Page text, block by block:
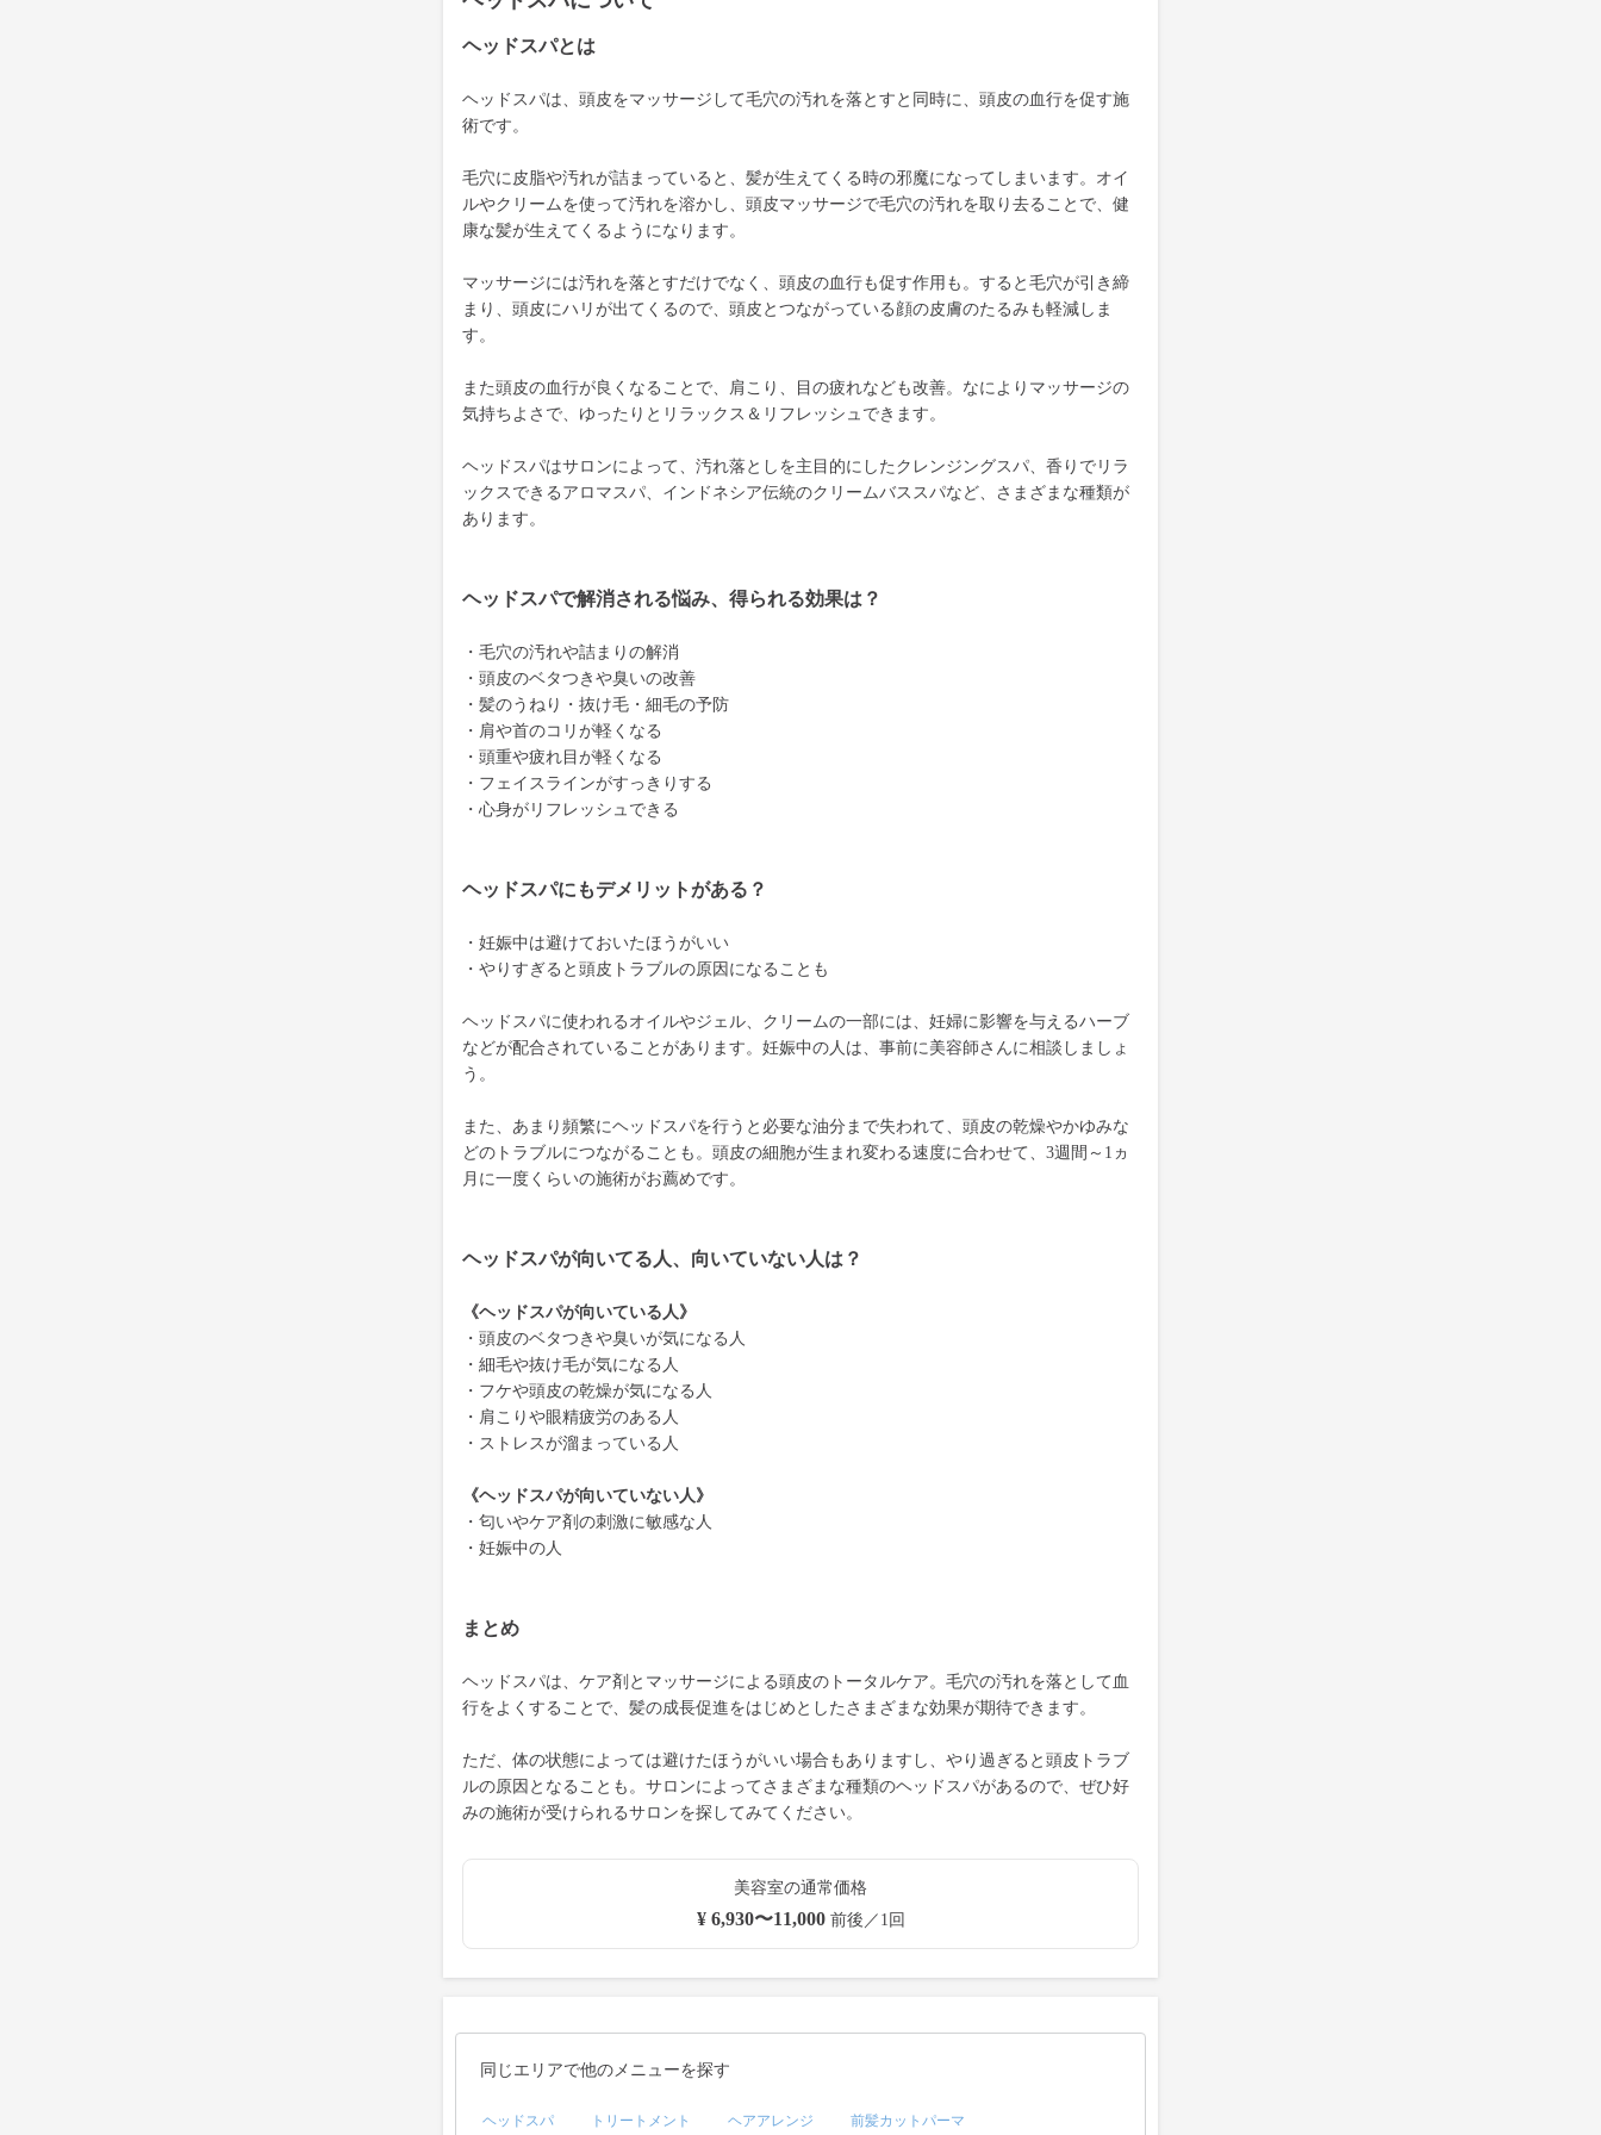
ヘッドスパとは
ヘッドスパは、頭皮をマッサージして毛穴の汚れを落とすと同時に、頭皮の血行を促す施
術です。
毛穴に皮脂や汚れが詰まっていると、髪が生えてくる時の邪魔になってしまいます。オイ
ルやクリームを使って汚れを溶かし、頭皮マッサージで毛穴の汚れを取り去ることで、健
康な髪が生えてくるようになります。
マッサージには汚れを落とすだけでなく、頭皮の血行も促す作用も。すると毛穴が引き締
まり、頭皮にハリが出てくるので、頭皮とつながっている顔の皮膚のたるみも軽減しま
す。
また頭皮の血行が良くなることで、肩こり、目の疲れなども改善。なによりマッサージの
気持ちよさで、ゆったりとリラックス＆リフレッシュできます。
ヘッドスパはサロンによって、汚れ落としを主目的にしたクレンジングスパ、香りでリラ
ックスできるアロマスパ、インドネシア伝統のクリームバススパなど、さまざまな種類が
あります。
ヘッドスパで解消される悩み、得られる効果は？
・毛穴の汚れや詰まりの解消
・頭皮のベタつきや臭いの改善
・髪のうねり・抜け毛・細毛の予防
・肩や首のコリが軽くなる
・頭重や疲れ目が軽くなる
・フェイスラインがすっきりする
・心身がリフレッシュできる
ヘッドスパにもデメリットがある？
・妊娠中は避けておいたほうがいい
・やりすぎると頭皮トラブルの原因になることも
ヘッドスパに使われるオイルやジェル、クリームの一部には、妊婦に影響を与えるハーブ
などが配合されていることがあります。妊娠中の人は、事前に美容師さんに相談しましょ
う。
また、あまり頻繁にヘッドスパを行うと必要な油分まで失われて、頭皮の乾燥やかゆみな
どのトラブルにつながることも。頭皮の細胞が生まれ変わる速度に合わせて、3週間～1ヵ
月に一度くらいの施術がお薦めです。
ヘッドスパが向いてる人、向いていない人は？
《ヘッドスパが向いている人》
・頭皮のベタつきや臭いが気になる人
・細毛や抜け毛が気になる人
・フケや頭皮の乾燥が気になる人
・肩こりや眼精疲労のある人
・ストレスが溜まっている人
《ヘッドスパが向いていない人》
・匂いやケア剤の刺激に敏感な人
・妊娠中の人
まとめ
ヘッドスパは、ケア剤とマッサージによる頭皮のトータルケア。毛穴の汚れを落として血
行をよくすることで、髪の成長促進をはじめとしたさまざまな効果が期待できます。
ただ、体の状態によっては避けたほうがいい場合もありますし、やり過ぎると頭皮トラブ
ルの原因となることも。サロンによってさまざまな種類のヘッドスパがあるので、ぜひ好
みの施術が受けられるサロンを探してみてください。
美容室の通常価格
¥ 6,930〜11,000前後／1回
同じエリアで他のメニューを探す
ヘッドスパ トリートメント ヘアアレンジ 前髪カットパーマ